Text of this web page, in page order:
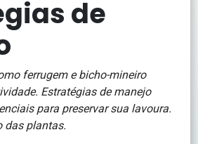
de
ferrugem e bicho-mineiro
Estratégias de manejo
para preservar sua lavoura.
das plantas.